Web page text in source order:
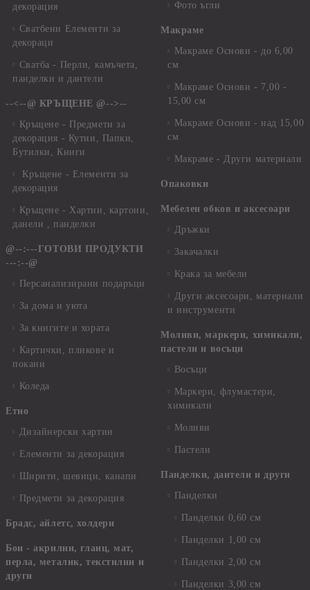
декорация
Сватбени Елементи за
декораци
Сватба - Перли, камъчета,
панделки и дантели
--<--@ КРЪЩЕНЕ @-->--
Кръщене - Предмети за
декорация - Кутии, Папки,
Бутилки, Книги
Кръщене - Елементи за
декорация
Кръщене - Хартии, картони,
данели , панделки
@--:---ГОТОВИ ПРОДУКТИ
---:--@
Персанализирани подаръци
За дома и уюта
За книгите и хората
Картички, пликове и
покани
Коледа
Етно
Дизайнерски хартии
Елементи за декорация
Ширити, шевици, канапи
Предмети за декорация
Брадс, айлетс, холдери
Бои - акрилни, гланц, мат,
перла, металик, текстилни и
други
Фото ъгли
Макраме
Макраме Основи - до 6,00
см
Макраме Основи - 7,00 -
15,00 см
Макраме Основи - над 15,00
см
Макраме - Други материали
Опаковки
Мебелен обков и аксесоари
Дръжки
Закачалки
Крака за мебели
Други аксесоари, материали
и инструменти
Моливи, маркери, химикали,
пастели и восъци
Восъци
Маркери, флумастери,
химикали
Моливи
Пастели
Панделки, дантели и други
Панделки
Панделки 0,60 см
Панделки 1,00 см
Панделки 2,00 см
Панделки 3,00 см